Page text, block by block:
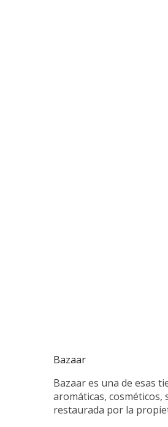
Bazaar
Bazaar es una de esas
aromáticas, cosméticos,
restaurada por la